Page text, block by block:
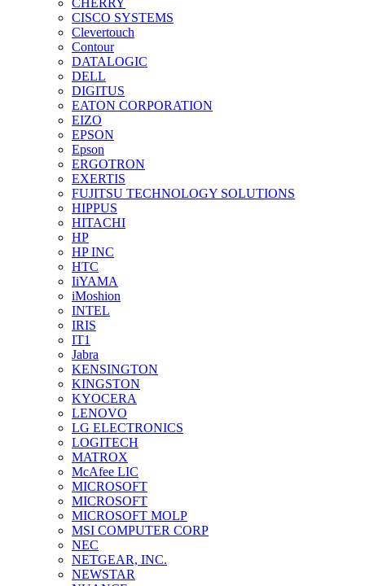
CISCO SYSTEMS
Clevertouch
Contour
DATALOGIC
DELL
DIGITUS
EATON CORPORATION
EIZO
EPSON
Epson
ERGOTRON
EXERTIS
FUJITSU TECHNOLOGY SOLUTIONS
HIPPUS
HITACHI
HP
HP INC
HTC
IiYAMA
iMoshion
INTEL
IRIS
IT1
Jabra
KENSINGTON
KINGSTON
KYOCERA
LENOVO
LG ELECTRONICS
LOGITECH
MATROX
McAfee LIC
MICROSOFT
MICROSOFT
MICROSOFT MOLP
MSI COMPUTER CORP
NEC
NETGEAR, INC.
NEWSTAR